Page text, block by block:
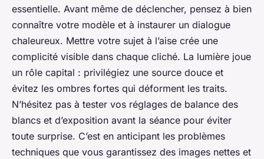
essentielle. Avant même de déclencher, pensez à bien
connaître votre modèle et à instaurer un dialogue
chaleureux. Mettre votre sujet à l’aise crée une
complicité visible dans chaque cliché. La lumière joue
un rôle capital : privilégiez une source douce et
évitez les ombres fortes qui déforment les traits.
N’hésitez pas à tester vos réglages de balance des
blancs et d’exposition avant la séance pour éviter
toute surprise. C’est en anticipant les problèmes
techniques que vous garantissez des images nettes et